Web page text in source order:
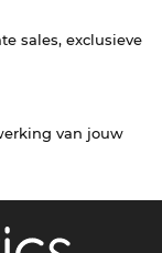
sales, exclusieve
van jouw